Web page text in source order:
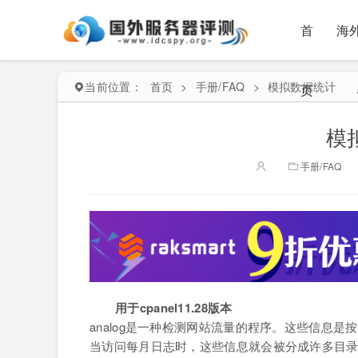
首
页
海
当前位置： 首页 > 手册/FAQ > 模拟数据统计
模
手册/FAQ
用于cpanel11.28版本
analog是一种检测网站流量的程序。这些信息是
当访问每月日志时，这些信息就会被分成许多目